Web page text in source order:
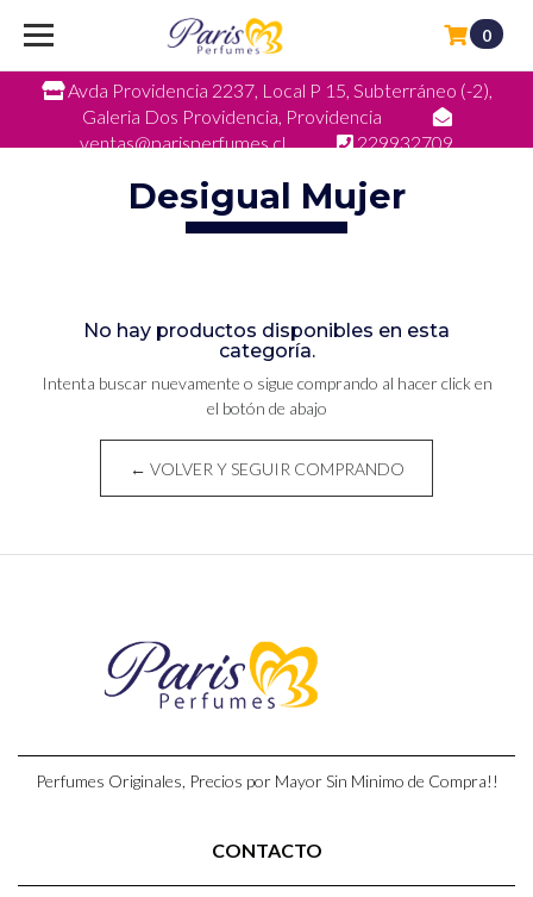
Avda Providencia 2237, Local P 15, Subterráneo (-2),
Galeria Dos Providencia, Providencia
ventas@parisperfumes.cl
229932709
0
Desigual Mujer
No hay productos disponibles en esta
categoría.
Intenta buscar nuevamente o sigue comprando al hacer click en
el botón de abajo
← VOLVER Y SEGUIR COMPRANDO
Perfumes Originales, Precios por Mayor Sin Minimo de Compra!!
CONTACTO